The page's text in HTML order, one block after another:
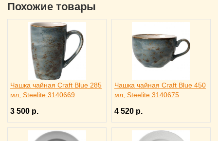
Похожие товары
Чашка чайная Craft Blue 285
мл, Steelite 3140669
3 500 р.
Чашка чайная Craft Blue 450
мл, Steelite 3140675
4 520 р.